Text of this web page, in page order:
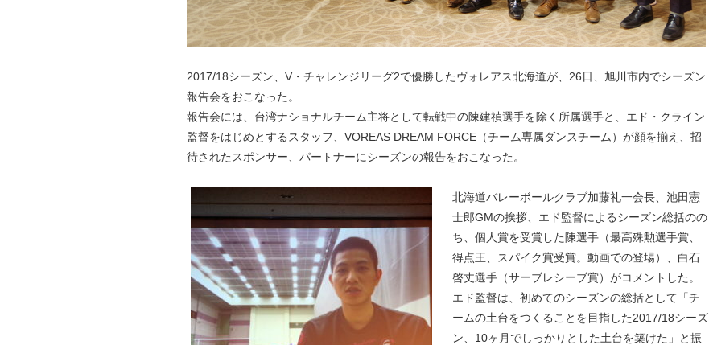
2017/18シーズン、V・チャレンジリーグ2で優勝したヴォレアス北海道が、26日、旭川市内でシーズン
報告会をおこなった。
報告会には、台湾ナショナルチーム主将として転戦中の陳建禎選手を除く所属選手と、エド・クライン
監督をはじめとするスタッフ、VOREAS DREAM FORCE（チーム専属ダンスチーム）が顔を揃え、招
待されたスポンサー、パートナーにシーズンの報告をおこなった。
北海道バレーボールクラブ加藤礼一会長、池田憲
士郎GMの挨拶、エド監督によるシーズン総括のの
ち、個人賞を受賞した陳選手（最高殊勲選手賞、
得点王、スパイク賞受賞。動画での登場）、白石
啓丈選手（サーブレシーブ賞）がコメントした。
エド監督は、初めてのシーズンの総括として「チ
ームの土台をつくることを目指した2017/18シーズ
ン、10ヶ月でしっかりとした土台を築けた」と振